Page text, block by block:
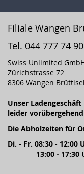
Filiale Wangen
Tel. 044 777 74 90
Swiss Unlimited
Zürichstrasse 72
8306 Wangen
Unser
leider
Die Abholzeiten für
Di. - Fr. 08:30 - 12:00
13:00 - 17:30